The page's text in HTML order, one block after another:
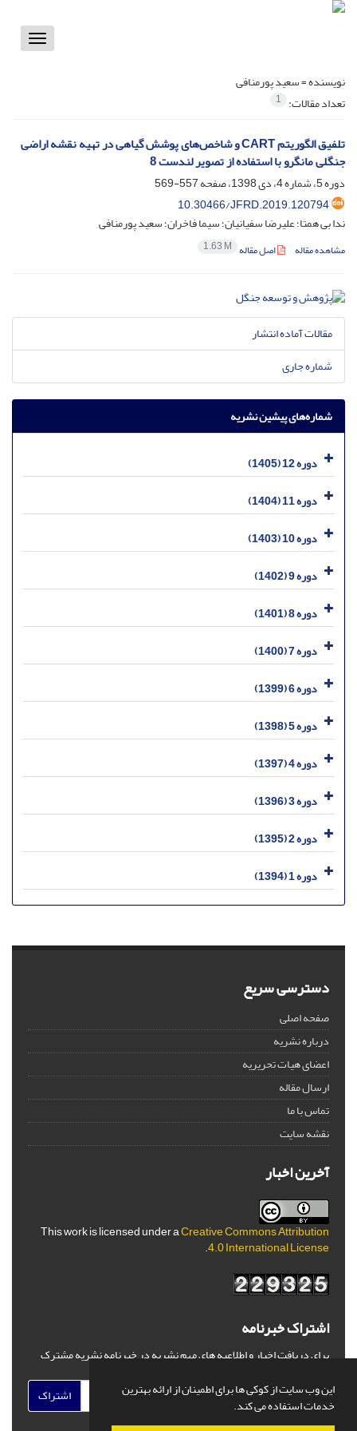
این وب سایت از کوکی ها برای اطمینان از ارائه بهترین
خدمات استفاده می کند.
Toggle
نویسنده =سعید پورمنافی
تعداد مقالات: 1
تلفیق الگوریتم CART و شاخص‌های پوشش گیاهی در تهیه نقشه اراضی
جنگلی مانگرو با استفاده از تصویر لندست 8‌
دوره 5، شماره 4، دی 1398، صفحه
557-569
10.30466/JFRD.2019.120794
ندا بی همتا؛ علیرضا سفیانیان؛ سیما فاخران؛ سعید پورمنافی
مشاهده مقاله اصل مقاله 1.63 M
مقالات آماده انتشار
شماره جاری
شماره‌های پیشین نشریه
دوره 12 (1405)
دوره 11 (1404)
دوره 10 (1403)
دوره 9 (1402)
دوره 8 (1401)
دوره 7 (1400)
دوره 6 (1399)
دوره 5 (1398)
دوره 4 (1397)
دوره 3 (1396)
دوره 2 (1395)
دوره 1 (1394)
دسترسی سریع
صفحه اصلی
درباره نشریه
اعضای هیات تحریریه
ارسال مقاله
تماس با ما
نقشه سایت
آخرین اخبار
This work is licensed under aCreative Commons Attribution
4.0 International License
.
اشتراک خبرنامه
برای دریافت اخبار و اطلاعیه های مهم نشریه در خبرنامه نشریه مشترک
اشتراک